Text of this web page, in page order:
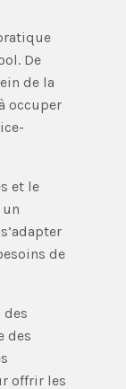
De
de la
occuper
et le
de
des
des
offrir les